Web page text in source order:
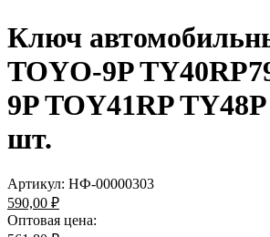
Ключ
TOYO-9P
9P TOY41RP TY48P
шт.
Артикул: НФ-00000303
590,00 ₽
Оптовая цена: